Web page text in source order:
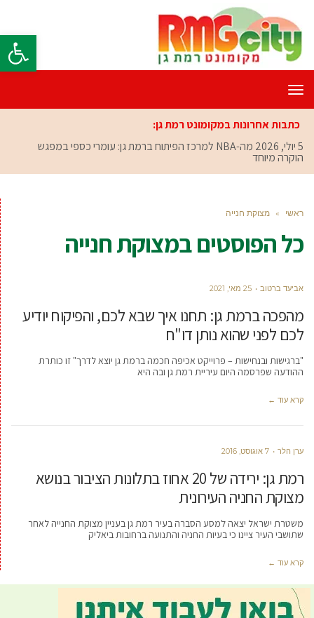
פתח
תפריט
כתבות אחרונות במקומונט רמת גן:
5 יולי, 2026
מה-NBA למרכז הפיתוח ברמת גן: עומרי כספי במפגש
הוקרה מיוחד
ראשי » מצוקת חנייה
כל הפוסטים במצוקת חנייה
אביעד ברטוב 25 מאי, 2021
מהפכה ברמת גן: תחנו איך שבא לכם, והפיקוח יודיע
לכם לפני שהוא נותן דו"ח
"ברגישות ובנחישות – פרוייקט אכיפה חכמה ברמת גן יוצא לדרך" זו כותרת
ההודעה שפרסמה היום עיריית רמת גן ובה היא
קרא עוד ←
ערן הלר 7 אוגוסט, 2016
רמת גן: ירידה של 20 אחוז בתלונות הציבור בנושא
מצוקת החניה העירונית
משטרת ישראל יצאה למסע הסברה בעיר רמת גן בעניין מצוקת החנייה לאחר
שתושבי העיר ציינו כי בעיות החניה והתנועה ברחובות ביאליק
קרא עוד ←